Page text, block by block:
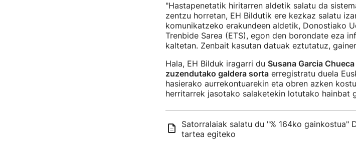
"Hastapenetatik hiritarren aldetik salatu da
zentzu horretan, EH Bildutik ere kezkaz salatu
komunikatzeko erakundeen aldetik, Donostiako
Trenbide Sarea (ETS), egon den borondate eza
kaltetan. Zenbait kasutan datuak eztutatuz,
Hala, EH Bilduk iragarri du Susana Garcia
zuzendutako galdera sortaerregistratu duela
hasierako aurrekontuarekin eta obren azken
herritarrek jasotako salaketekin lotutako hainbat
Satorralaiak salatu du "% 164ko gainkostua"
tartea egiteko